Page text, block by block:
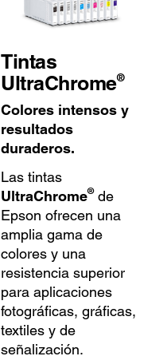
Tintas
UltraChrome®
Colores intensos y
resultados
duraderos.
Las tintas
UltraChrome®de
Epson ofrecen una
amplia gama de
colores y una
resistencia superior
para aplicaciones
fotográficas, gráficas,
textiles y de
señalización.